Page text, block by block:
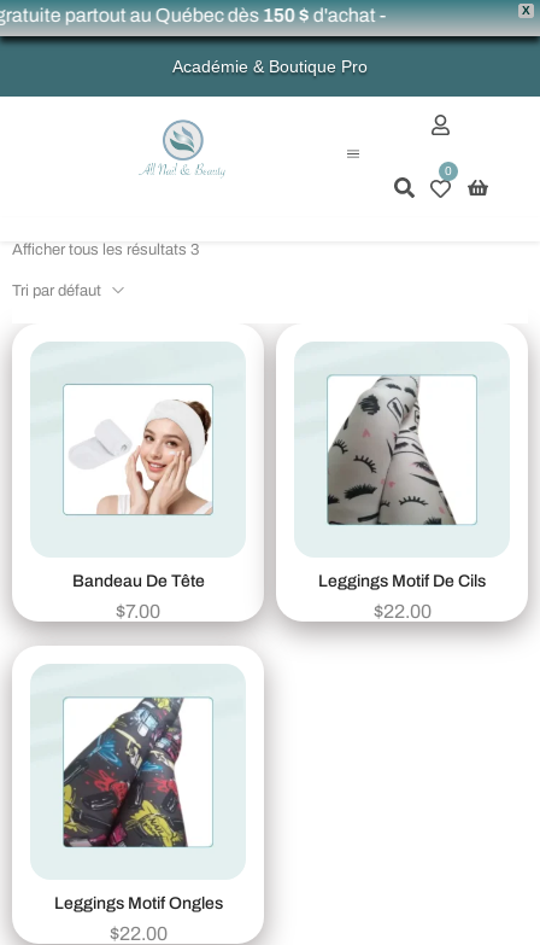
X
partout au Québec dès150 $d'achat -
Académie & Boutique Pro
0
Afficher tous les résultats 3
Tri par défaut
Bandeau De Tête
$7.00
Leggings Motif De Cils
$22.00
Leggings Motif Ongles
$22.00